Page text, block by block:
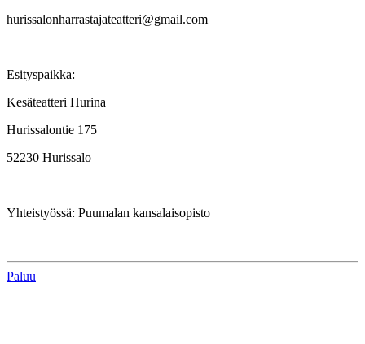
hurissalonharrastajateatteri@gmail.com
Esityspaikka:
Kesäteatteri Hurina
Hurissalontie 175
52230 Hurissalo
Yhteistyössä: Puumalan kansalaisopisto
Paluu